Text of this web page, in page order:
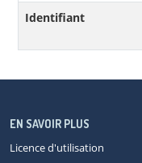
Identifiant
EN SAVOIR PLUS
Licence d'utilisation